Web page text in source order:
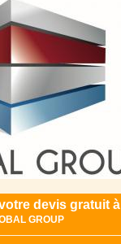
devis gratuit à
GROUP